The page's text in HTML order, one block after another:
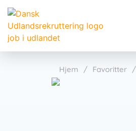
Hjem / Favoritter /